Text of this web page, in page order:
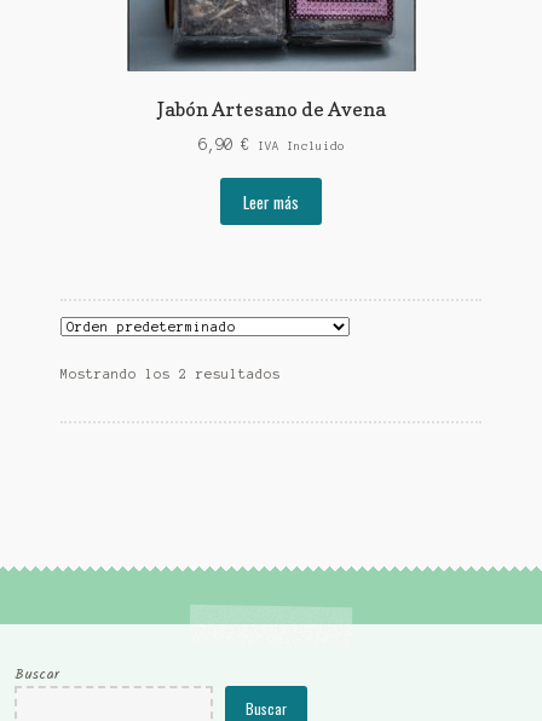
Jabón Artesano de Avena
6,90 € IVA Incluido
Leer más
Mostrando los 2 resultados
Buscar
Buscar